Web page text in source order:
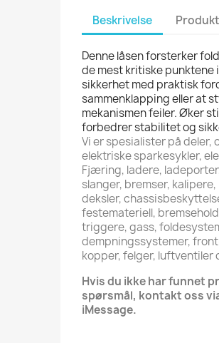
Beskrivelse
Denne låsen forsterker
de mest kritiske punktene
sikkerhet med praktisk
sammenklapping eller at
mekanismen feiler. Øker
forbedrer stabilitet og
Vi er spesialister på
elektriske sparkesykler,
Fjæring, ladere,
slanger, bremser,
deksler,
festemateriell,
triggere, gass,
dempningssystemer,
kopper, felger, luftventiler
Hvis du ikke har funnet
spørsmål, kontakt oss
iMessage.